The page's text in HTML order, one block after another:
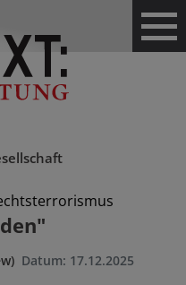
Datum: 17.12.2025